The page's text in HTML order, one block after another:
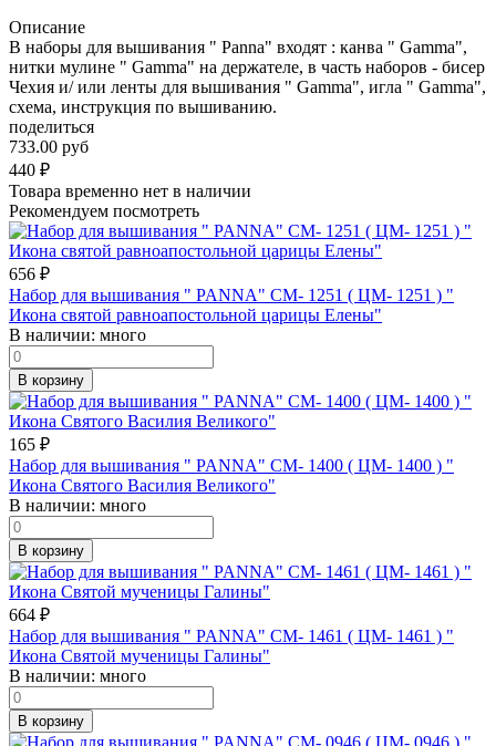
Описание
В наборы для вышивания " Panna" входят : канва " Gamma",
нитки мулине " Gamma" на держателе, в часть наборов - бисер
Чехия и/ или ленты для вышивания " Gamma", игла " Gamma",
схема, инструкция по вышиванию.
поделиться
733.00 руб
440 ₽
Товара временно нет в наличии
Рекомендуем посмотреть
656 ₽
Набор для вышивания " PANNA" CM- 1251 ( ЦМ- 1251 ) "
Икона святой равноапостольной царицы Елены"
В наличии: много
В корзину
165 ₽
Набор для вышивания " PANNA" CM- 1400 ( ЦМ- 1400 ) "
Икона Святого Василия Великого"
В наличии: много
В корзину
664 ₽
Набор для вышивания " PANNA" CM- 1461 ( ЦМ- 1461 ) "
Икона Святой мученицы Галины"
В наличии: много
В корзину